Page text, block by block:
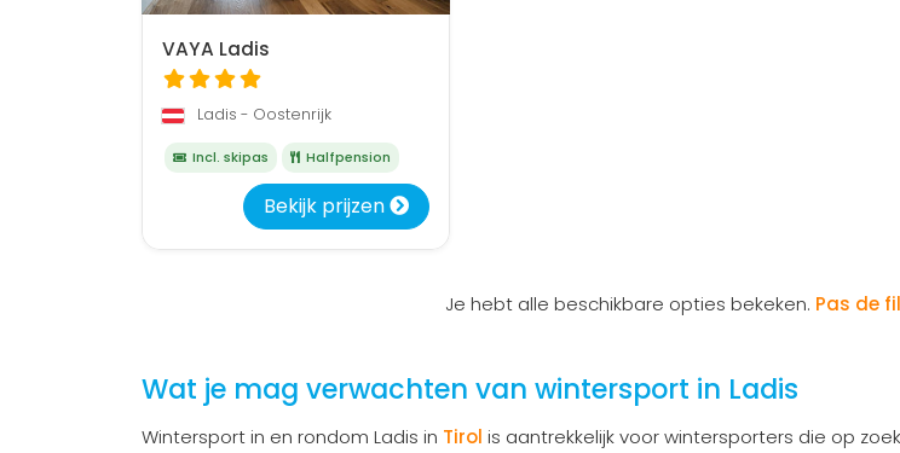
VAYA Ladis
Ladis - Oostenrijk
Incl. skipas Halfpension
Bekijk prijzen
Je hebt alle beschikbare opties bekeken. Pas de
Wat je mag verwachten van wintersport in Ladis
Wintersport in en rondom Ladis in Tirol is aantrekkelijk voor wintersporters die op